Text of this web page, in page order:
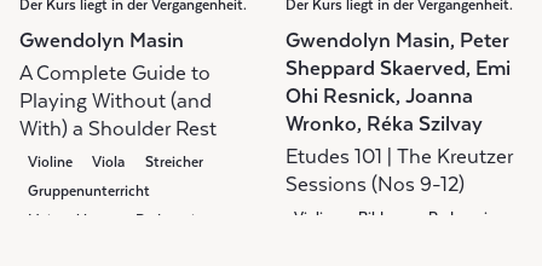
Der Kurs liegt in der Vergangenheit.
Gwendolyn Masin
A Complete Guide to
Playing Without (and
With) a Shoulder Rest
Violine Viola
Streicher
Gruppenunterricht
Meisterklasse
Pedagogie
Der Kurs liegt in der Vergangenheit.
Gwendolyn Masin, Peter
Sheppard Skaerved, Emi
Ohi Resnick, Joanna
Wronko, Réka Szilvay
Etudes 101 | The Kreutzer
Sessions (Nos 9-12)
Violine Bildung
Pedagogie